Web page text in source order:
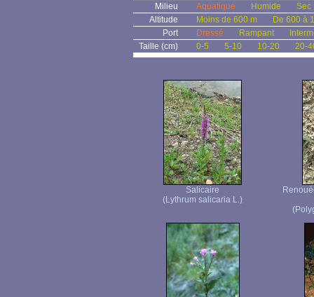
Milieu Aquatique Humide
Sec
Altitude
Moins de 600 m
De 600 à
Port
Dressé Rampant
Taille (cm)
0-5 5-10 10-20 20-
Salicaire
(Lythrum salicaria L.)